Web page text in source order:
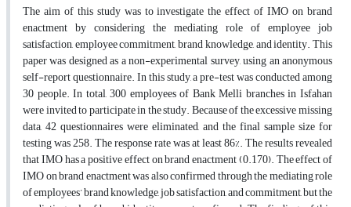
The aim of this study was to investigate the effect of IMO on brand
enactment by considering the mediating role of employee job
satisfaction, employee commitment, brand knowledge, and identity. This
paper was designed as a non-experimental survey, using an anonymous
self-report questionnaire. In this study, a pre-test was conducted among
30 people. In total, 300 employees of Bank Melli branches in Isfahan
were invited to participate in the study. Because of the excessive missing
data, 42 questionnaires were eliminated, and the final sample size for
testing was 258. The response rate was at least 86%. The results revealed
that IMO has a positive effect on brand enactment (0.170). The effect of
IMO on brand enactment was also confirmed through the mediating role
of employees’ brand knowledge, job satisfaction, and commitment, but the